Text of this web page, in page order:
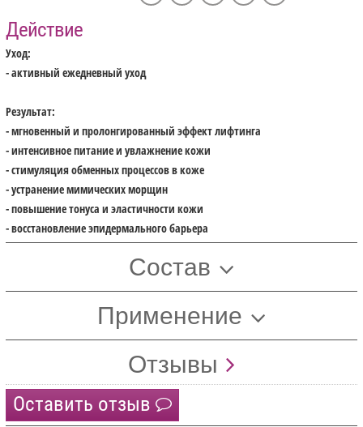
Действие
Уход:
- активный ежедневный уход
Результат:
- мгновенный и пролонгированный эффект лифтинга
- интенсивное питание и увлажнение кожи
- стимуляция обменных процессов в коже
- устранение мимических морщин
- повышение тонуса и эластичности кожи
- восстановление эпидермального барьера
Состав
Применение
Отзывы
Оставить отзыв